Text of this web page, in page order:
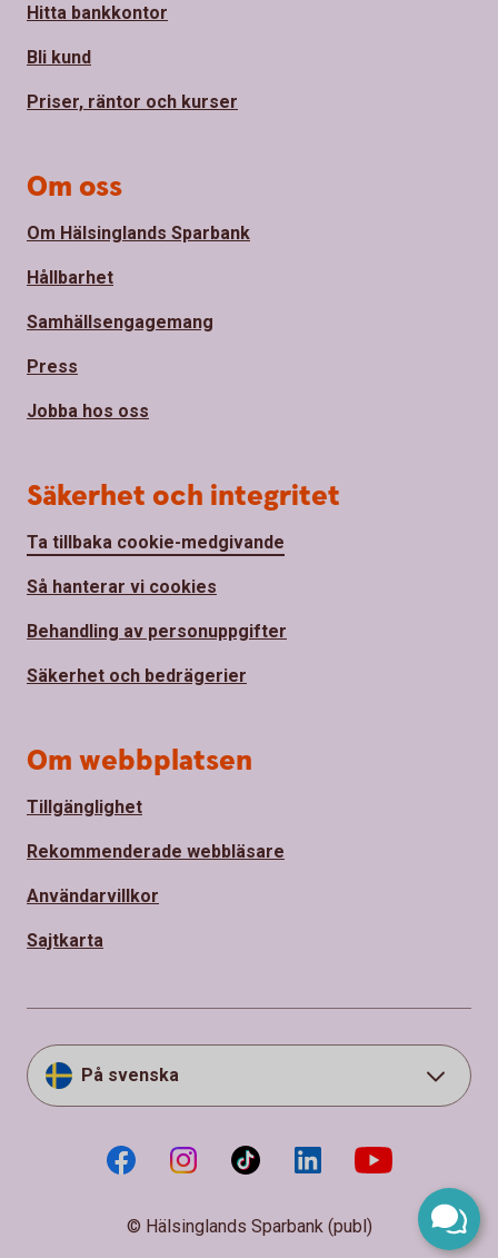
Hitta bankkontor
Bli kund
Priser, räntor och kurser
Om oss
Om Hälsinglands Sparbank
Hållbarhet
Samhällsengagemang
Press
Jobba hos oss
Säkerhet och integritet
Ta tillbaka cookie-medgivande
Så hanterar vi cookies
Behandling av personuppgifter
Säkerhet och bedrägerier
Om webbplatsen
Tillgänglighet
Rekommenderade webbläsare
Användarvillkor
Sajtkarta
På svenska
© Hälsinglands Sparbank (publ)